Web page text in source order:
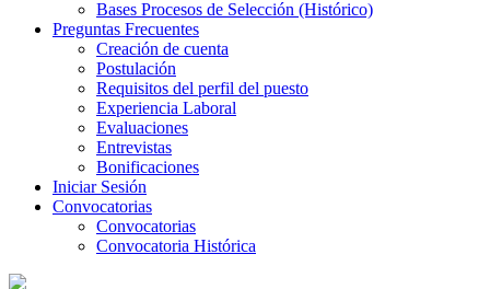
Bases Procesos de Selección (Histórico)
Preguntas Frecuentes
Creación de cuenta
Postulación
Requisitos del perfil del puesto
Experiencia Laboral
Evaluaciones
Entrevistas
Bonificaciones
Iniciar Sesión
Convocatorias
Convocatorias
Convocatoria Histórica